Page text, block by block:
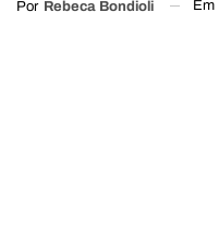
Por Rebeca Bondioli Em